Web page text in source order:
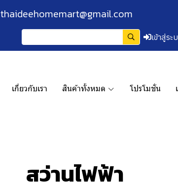
thaideehomemart@gmail.com
เข้าสู่ระ
เกี่ยวกับเรา สินค้าทั้งหมด โปรโมชั่น
สว่านไฟฟ้า